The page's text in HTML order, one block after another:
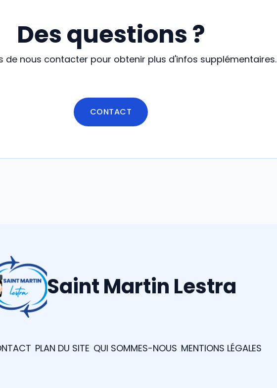
Des questions ?
de nous contacter pour obtenir plus d'infos supplémentaires.
CONTACT
Saint Martin Lestra
PLAN DU SITE QUI SOMMES-NOUS MENTIONS LÉGALES